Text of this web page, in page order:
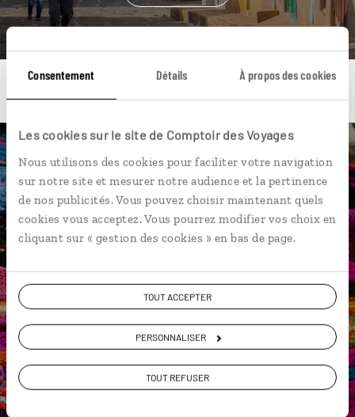
Consentement Détails À propos des cookies
Les cookies sur le site de Comptoir des Voyages
Nous utilisons des cookies pour faciliter votre navigation
sur notre site et mesurer notre audience et la pertinence
de nos publicités. Vous pouvez choisir maintenant quels
cookies vous acceptez. Vous pourrez modifier vos choix en
cliquant sur « gestion des cookies » en bas de page.
TOUT ACCEPTER
PERSONNALISER
TOUT REFUSER
Une envie de voyage
particulière ?
Bogota Château de San Felipe de Barajas
Cali
Barichara Carthagène des Indes
Îles du Rosaire Carthagène des Indes